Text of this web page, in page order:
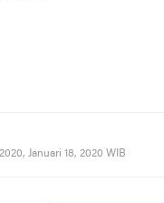
Januari 18, 2020 WIB